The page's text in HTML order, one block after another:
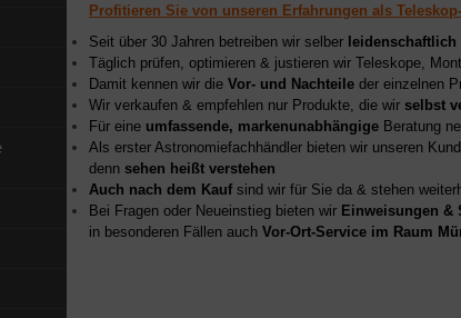
Profitieren Sie von unseren Erfahrungen als
Seit über 30 Jahren betreiben wir selber
Täglich prüfen, optimieren & justieren wir Teleskope,
Damit kennen wir die Vor- und Nachteile der einzelnen
Wir verkaufen & empfehlen nur Produkte, die wir selbst
Für eine umfassende, markenunabhängige Beratung
Als erster Astronomiefachhändler bieten wir unseren
denn sehen heißt verstehen
Auch nach dem Kaufsind wir für Sie da & stehen
Bei Fragen oder Neueinstieg bieten wir Einweisungen &
in besonderen Fällen auch Vor-Ort-Service im Raum